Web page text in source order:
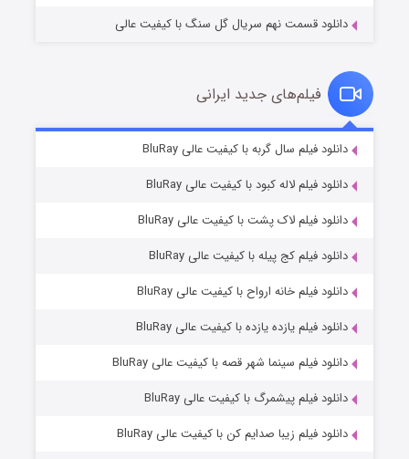
قسمت۷ (زیرنویس) منتشر شد
دانلود قسمت نهم سریال گل سنگ با کیفیت عالی
فیلم‌های جدید ایرانی
دانلود فیلم سال گربه با کیفیت عالی BluRay
دانلود فیلم لاله کبود با کیفیت عالی BluRay
دانلود فیلم لاک پشت با کیفیت عالی BluRay
دانلود فیلم کج‌ پیله با کیفیت عالی BluRay
دانلود فیلم خانه ارواح با کیفیت عالی BluRay
دانلود فیلم یازده یازده با کیفیت عالی BluRay
دانلود فیلم سینما شهر قصه با کیفیت عالی BluRay
دانلود فیلم پیشمرگ با کیفیت عالی BluRay
دانلود فیلم زیبا صدایم کن با کیفیت عالی BluRay